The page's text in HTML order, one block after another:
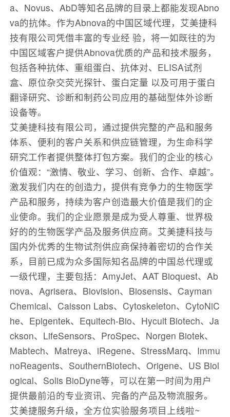
a、Novus、AbD等知名品牌的目录上都能发现Abno
va的抗体。作为Abnova的中国区域代理，艾美捷科
技有限公司凭借丰富的专业经 验，将一如既往的为
中国区域客户提供Abnova优质的产品和技术服务，
包括各种抗体、重组蛋白、抗体对、ELISA试剂
盒、原位杂交荧光探针、蛋白定量 以及可用于蛋白
翻译研究、诊断和制药公司应用的基础型体外诊断
设备等。
艾美捷科技有限公司，通过提供完整的产品和服务
体系、便利的客户关系和供应链管理，为生命科学
研究工作者提供整体打包方案。我们的企业的核心
价值观：“激情、敬业、学习、创新、合作、卓越”。
激发我们内在的创造力，提供有竞争力的生物医学
产品和服务，持续为客户创造最大价值是我们的企
业使命。我们的企业愿景是成为受人尊重、世界极
好的的生物医学产品及服务供应商。艾美捷科技与
国内外优秀的生物试剂供应商保持着密切的合作关
系，目前已成为众多国际知名品牌的中国总代理或
一级代理，主要包括：AmyJet、AAT Bioquest、Ab
nova、Agrisera、Biovision、Biosensis、Cayman
Chemical、Caisson Labs、Cytoskeleton、CytoNiC
he、Epigentek、Equitech-Bio、Hycult Biotech、Ja
ckson、LifeSensors、ProSpec、Norgen Biotek、
Mabtech、Matreya、iRegene、StressMarq、Immu
noReagents、SouthernBiotech、Origene、US Biol
ogical、Solis BioDyne等，可以在第一时间为用户
提供最前沿的专业资讯、完备的产品及物流服务。
艾美捷服务升级，全方位实验服务项目上线啦~